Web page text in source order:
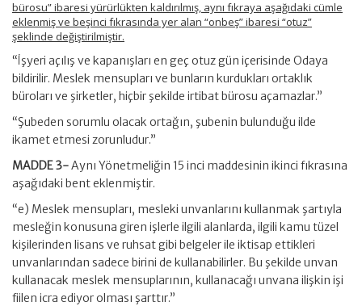
bürosu” ibaresi yürürlükten kaldırılmış, aynı fıkraya aşağıdaki cümle
eklenmiş ve beşinci fıkrasında yer alan “onbeş” ibaresi “otuz”
şeklinde değiştirilmiştir.
“İşyeri açılış ve kapanışları en geç otuz gün içerisinde Odaya
bildirilir. Meslek mensupları ve bunların kurdukları ortaklık
büroları ve şirketler, hiçbir şekilde irtibat bürosu açamazlar.”
“Şubeden sorumlu olacak ortağın, şubenin bulunduğu ilde
ikamet etmesi zorunludur.”
MADDE 3-Aynı Yönetmeliğin 15 inci maddesinin ikinci fıkrasına
aşağıdaki bent eklenmiştir.
“e) Meslek mensupları, mesleki unvanlarını kullanmak şartıyla
mesleğin konusuna giren işlerle ilgili alanlarda, ilgili kamu tüzel
kişilerinden lisans ve ruhsat gibi belgeler ile iktisap ettikleri
unvanlarından sadece birini de kullanabilirler. Bu şekilde unvan
kullanacak meslek mensuplarının, kullanacağı unvana ilişkin işi
fiilen icra ediyor olması şarttır.”